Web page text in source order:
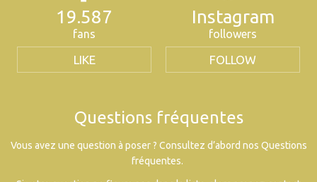
19.587
fans
LIKE
Instagram
followers
FOLLOW
Questions fréquentes
Vous avez une question à poser ? Consultez d’abord nos Questions
fréquentes.